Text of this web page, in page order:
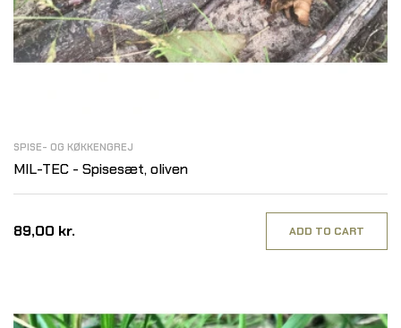
SPISE- OG KØKKENGREJ
MIL-TEC - Spisesæt, oliven
89,00 kr. ADD TO CART